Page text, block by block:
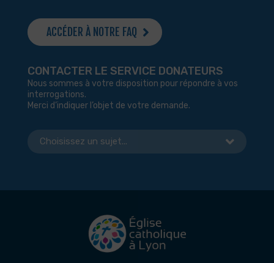
ACCÉDER À NOTRE FAQ
CONTACTER LE SERVICE DONATEURS
Nous sommes à votre disposition pour répondre à vos
interrogations.
Merci d’indiquer l’objet de votre demande.